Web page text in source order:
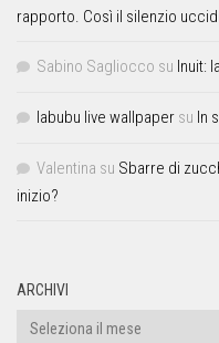
rapporto. Così il silenzio
Sabino Sagliocco su Inuit:
labubu live wallpaper su In
Valentina su Sbarre di
inizio?
ARCHIVI